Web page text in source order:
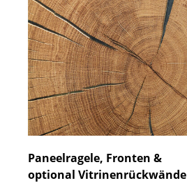
Paneelragele, Fronten &
optional Vitrinenrückwände